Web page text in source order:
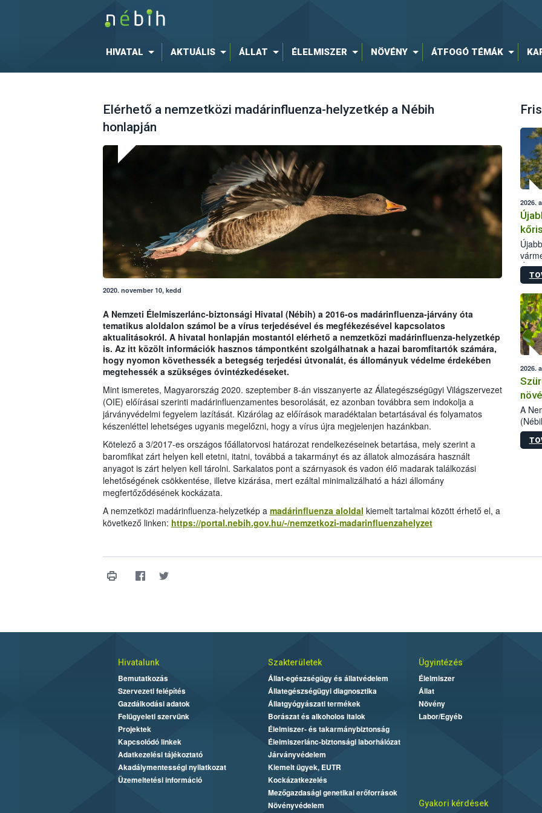
HIVATAL AKTUÁLIS ÁLLAT ÉLELMISZER NÖVÉNY ÁTFOGÓ TÉMÁK
Elérhető a nemzetközi madárinfluenza-helyzetkép a Nébih
honlapján
2020. november 10, kedd
A Nemzeti Élelmiszerlánc-biztonsági Hivatal (Nébih) a 2016-os madárinfluenza-járvány óta
tematikus aloldalon számol be a vírus terjedésével és megfékezésével kapcsolatos
aktualitásokról. A hivatal honlapján mostantól elérhető a nemzetközi madárinfluenza-helyzetkép
is. Az itt közölt információk hasznos támpontként szolgálhatnak a hazai baromfitartók számára,
hogy nyomon követhessék a betegség terjedési útvonalát, és állományuk védelme érdekében
megtehessék a szükséges óvintézkedéseket.
Mint ismeretes, Magyarország 2020. szeptember 8-án visszanyerte az Állategészségügyi Világszervezet
(OIE) előírásai szerinti madárinfluenzamentes besorolását, ez azonban továbbra sem indokolja a
járványvédelmi fegyelem lazítását. Kizárólag az előírások maradéktalan betartásával és folyamatos
készenléttel lehetséges ugyanis megelőzni, hogy a vírus újra megjelenjen hazánkban.
Kötelező a 3/2017-es országos főállatorvosi határozat rendelkezéseinek betartása, mely szerint a
baromfikat zárt helyen kell etetni, itatni, továbbá a takarmányt és az állatok almozására használt
anyagot is zárt helyen kell tárolni. Sarkalatos pont a szárnyasok és vadon élő madarak találkozási
lehetőségének csökkentése, illetve kizárása, mert ezáltal minimalizálható a házi állomány
megfertőződésének kockázata.
A nemzetközi madárinfluenza-helyzetkép a madárinfluenza aloldal kiemelt tartalmai között érhető el, a
következő linken: https://portal.nebih.gov.hu/-/nemzetkozi-madarinfluenzahelyzet
2026.
2026.
A
Hivatalunk
Bemutatkozás
Szervezeti felépítés
Gazdálkodási adatok
Felügyeleti szervünk
Projektek
Kapcsolódó linkek
Adatkezelési tájékoztató
Akadálymentességi nyilatkozat
Üzemeltetési információ
Szakterületek
Állat-egészségügy és állatvédelem
Állategészségügyi diagnosztika
Állatgyógyászati termékek
Borászat és alkoholos italok
Élelmiszer- és takarmánybiztonság
Élelmiszerlánc-biztonsági laborhálózat
Járványvédelem
Kiemelt ügyek, EUTR
Kockázatkezelés
Mezőgazdasági genetikai erőforrások
Növényvédelem
Ügyintézés
Élelmiszer
Állat
Növény
Labor/Egyéb
Gyakori kérdések